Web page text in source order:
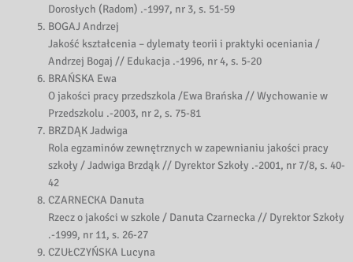
Dorosłych (Radom) .-1997, nr 3, s. 51-59
BOGAJ Andrzej
Jakość kształcenia – dylematy teorii i praktyki oceniania /
Andrzej Bogaj // Edukacja .-1996, nr 4, s. 5-20
BRAŃSKA Ewa
O jakości pracy przedszkola /Ewa Brańska // Wychowanie w
Przedszkolu .-2003, nr 2, s. 75-81
BRZDĄK Jadwiga
Rola egzaminów zewnętrznych w zapewnianiu jakości pracy
szkoły / Jadwiga Brzdąk // Dyrektor Szkoły .-2001, nr 7/8, s. 40-
42
CZARNECKA Danuta
Rzecz o jakości w szkole / Danuta Czarnecka // Dyrektor Szkoły
.-1999, nr 11, s. 26-27
CZUŁCZYŃSKA Lucyna